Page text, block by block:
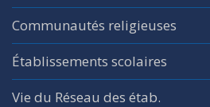
Communautés religieuses
Établissements scolaires
Vie du Réseau des étab.